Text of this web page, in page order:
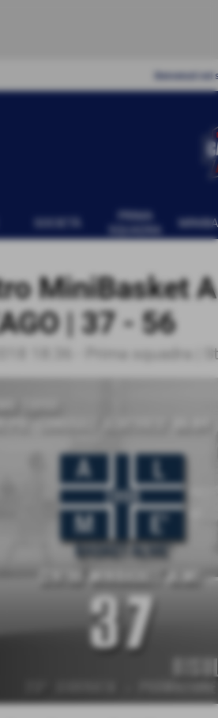
Benvenuti
PRIMA
MiniBasket
| 37 - 56
Prima squadra |